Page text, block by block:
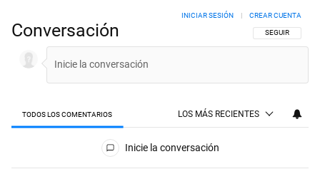
Conversación SIGA ESTA
SEGUIR
INICIAR SESIÓN | CREAR CUENTA
TODOS LOS COMENTARIOS LOS MÁS RECIENTES
Todos los comentarios
Inicie la conversación